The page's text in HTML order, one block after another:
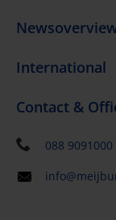
International
Contact &
088 9091000